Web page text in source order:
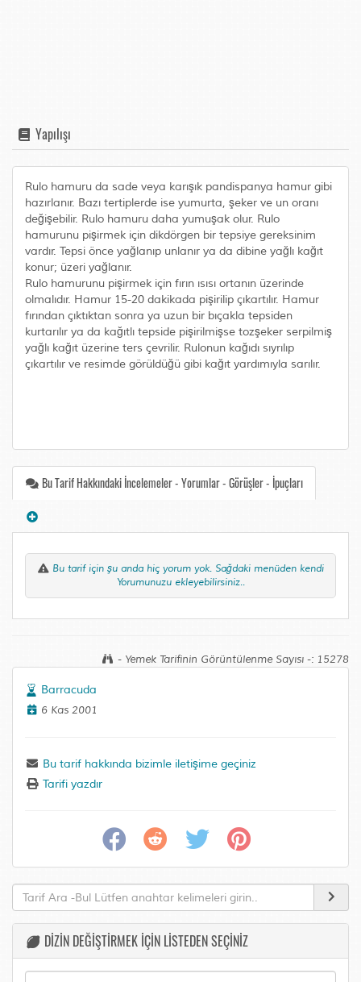
Yapılışı
Rulo hamuru da sade veya karışık pandispanya hamur gibi
hazırlanır. Bazı tertiplerde ise yumurta, şeker ve un oranı
değişebilir. Rulo hamuru daha yumuşak olur. Rulo
hamurunu pişirmek için dikdörgen bir tepsiye gereksinim
vardır. Tepsi önce yağlanıp unlanır ya da dibine yağlı kağıt
konur; üzeri yağlanır.
Rulo hamurunu pişirmek için fırın ısısı ortanın üzerinde
olmalıdır. Hamur 15-20 dakikada pişirilip çıkartılır. Hamur
fırından çıktıktan sonra ya uzun bir bıçakla tepsiden
kurtarılır ya da kağıtlı tepside pişirilmişse tozşeker serpilmiş
yağlı kağıt üzerine ters çevrilir. Rulonun kağıdı sıyrılıp
çıkartılır ve resimde görüldüğü gibi kağıt yardımıyla sarılır.
Bu Tarif Hakkındaki İncelemeler - Yorumlar - Görüşler - İpuçları
Bu tarif için şu anda hiç yorum yok. Sağdaki menüden kendi
Yorumunuzu ekleyebilirsiniz..
- Yemek Tarifinin Görüntülenme Sayısı -: 15278
Barracuda
6 Kas 2001
Bu tarif hakkında bizimle iletişime geçiniz
Tarifi yazdır
DİZİN DEĞİŞTİRMEK İÇİN LİSTEDEN SEÇİNİZ